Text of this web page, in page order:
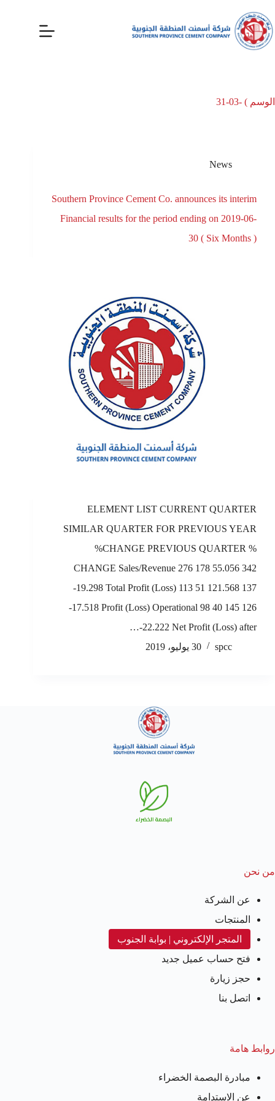
الوسم ) -03-31
News
Southern Province Cement Co. announces its interim
Financial results for the period ending on 2019-06-
30 ( Six Months )
ELEMENT LIST CURRENT QUARTER
SIMILAR QUARTER FOR PREVIOUS YEAR
%CHANGE PREVIOUS QUARTER %
CHANGE Sales/Revenue 276 178 55.056 342
-19.298 Total Profit (Loss) 113 51 121.568 137
-17.518 Profit (Loss) Operational 98 40 145 126
-22.222 Net Profit (Loss) after…
spcc
30 يوليو، 2019
من نحن
عن الشركة
المنتجات
المتجر الإلكتروني | بوابة الجنوب
فتح حساب عميل جديد
حجز زيارة
اتصل بنا
روابط هامة
مبادرة البصمة الخضراء
عن الاستدامة